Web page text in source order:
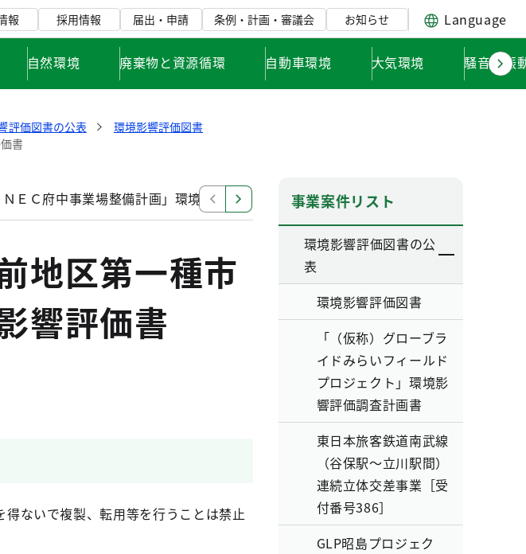
報 採用情報 届出・申請 条例・計画・審議会 お知らせ Language
自然環境 廃棄物と資源循環 自動車環境 大気環境 騒音・振
評価図書の公表
環境影響評価図書
書
ＮＥＣ府中事業場整備計画」環境影響評価調査計画書 「東日本旅客鉄道南武線（谷
地区第一種市
響評価書
ないで複製、転用等を行うことは禁止
事業案件リスト
環境影響評価図書の公
表
環境影響評価図書
「（仮称）グローブラ
イドみらいフィールド
プロジェクト」環境影
響評価調査計画書
東日本旅客鉄道南武線
（谷保駅～立川駅間）
連続立体交差事業［受
付番号386］
GLP昭島プロジェク